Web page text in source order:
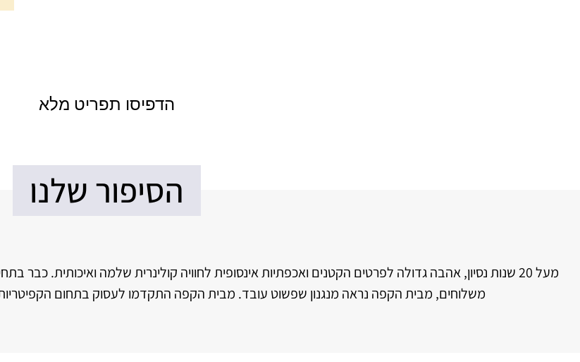
הדפיסו תפריט מלא
הסיפור שלנו
מעל 20 שנות נסיון, אהבה גדולה לפרטים הקטנים ואכפתיות אינסופית לחוויה קולינרית שלמה
משלוחים, מבית הקפה נראה מנגנון שפשוט עובד. מבית הקפה התקדמו לעסוק בתחום